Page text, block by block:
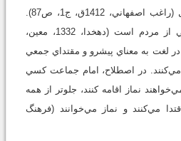
يا غير آن؛ حق باشد يا باطل (راغب اصفهاني، 1412ق، ج1، ص87).
جماعت نيز به معناي گروهي از مردم است (دهخدا، 1332، معين،
در لغت به معناي پيشرو و مقتداي جمعي
مي‌کنند. در اصطلاح، امام جماعت کسي
نماز اقامه کنند، جلوتر از همه
مي‌کنند و نماز مي‌خوانند (فرهنگ